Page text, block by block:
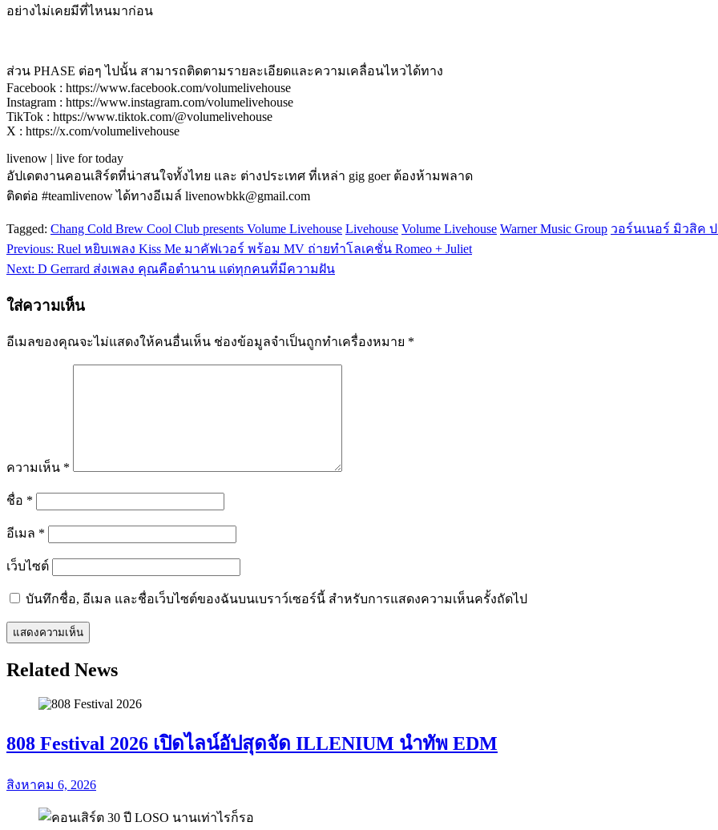
อย่างไม่เคยมีที่ไหนมาก่อน
ส่วน PHASE ต่อๆ ไปนั้น สามารถติดตามรายละเอียดและความเคลื่อนไหวได้ทาง
Facebook : https://www.facebook.com/volumelivehouse
Instagram : https://www.instagram.com/volumelivehouse
TikTok : https://www.tiktok.com/@volumelivehouse
X : https://x.com/volumelivehouse
livenow | live for today
อัปเดตงานคอนเสิร์ตที่น่าสนใจทั้งไทย และ ต่างประเทศ ที่เหล่า gig goer ต้องห้ามพลาด
ติดต่อ #teamlivenow ได้ทางอีเมล์ livenowbkk@gmail.com
Tagged: Chang Cold Brew Cool Club presents Volume Livehouse Livehouse Volume Livehouse Warner Music Group วอร์นเนอร์ มิวสิค
แนะแนว
Previous: Ruel หยิบเพลง Kiss Me มาคัฟเวอร์ พร้อม MV ถ่ายทำโลเคชั่น Romeo + Juliet
Next: D Gerrard ส่งเพลง คุณคือตำนาน แด่ทุกคนที่มีความฝัน
ใส่ความเห็น
อีเมลของคุณจะไม่แสดงให้คนอื่นเห็น ช่องข้อมูลจำเป็นถูกทำเครื่องหมาย *
ความเห็น *
ชื่อ *
อีเมล *
เว็บไซต์
บันทึกชื่อ, อีเมล และชื่อเว็บไซต์ของฉันบนเบราว์เซอร์นี้ สำหรับการแสดงความเห็นครั้งถัดไป
Related News
808 Festival 2026 เปิดไลน์อัปสุดจัด ILLENIUM นำทัพ EDM
สิงหาคม 6, 2026